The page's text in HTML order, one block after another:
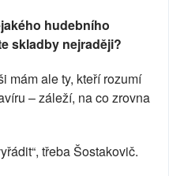
hudebního
skladby nejraději?
mám ale ty, kteří rozumí
– záleží, na co zrovna
třeba Šostakovič.